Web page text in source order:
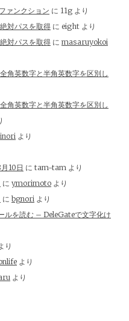
ァンクション に 11g より
対パスを取得 に eight より
対パスを取得 に masaruyokoi
角英数字と半角英数字を区別し
角英数字と半角英数字を区別し
より
10日 に tam-tam より
に ymorimoto より
に bgnori より
を読む – DeleGateで文字化け
り
より
より